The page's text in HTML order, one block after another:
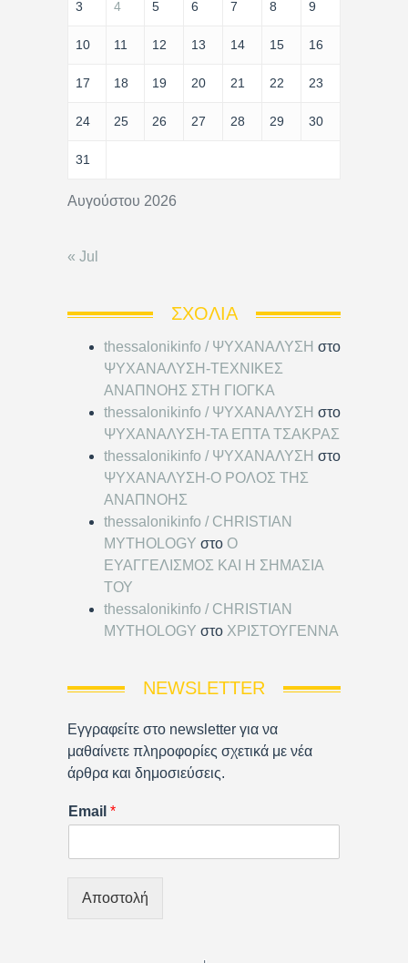
Αυγούστου 2026
3 4 5 6 7 8 9
10 11 12 13 14 15 16
17 18 19 20 21 22 23
24 25 26 27 28 29 30
31
« Jul
ΣΧΌΛΙΑ
thessalonikinfo / ΨΥΧΑΝΑΛΥΣΗ στο
ΨΥΧΑΝΑΛΥΣΗ-ΤΕΧΝΙΚΕΣ
ΑΝΑΠΝΟΗΣ ΣΤΗ ΓΙΟΓΚΑ
thessalonikinfo / ΨΥΧΑΝΑΛΥΣΗ στο
ΨΥΧΑΝΑΛΥΣΗ-ΤΑ ΕΠΤΑ ΤΣΑΚΡΑΣ
thessalonikinfo / ΨΥΧΑΝΑΛΥΣΗ στο
ΨΥΧΑΝΑΛΥΣΗ-Ο ΡΟΛΟΣ ΤΗΣ
ΑΝΑΠΝΟΗΣ
thessalonikinfo / CHRISTIAN
MYTHOLOGY στο Ο
ΕΥΑΓΓΕΛΙΣΜΟΣ ΚΑΙ Η ΣΗΜΑΣΙΑ
ΤΟΥ
thessalonikinfo / CHRISTIAN
MYTHOLOGY στο ΧΡΙΣΤΟΥΓΕΝΝΑ
NEWSLETTER
Εγγραφείτε στο newsletter για να
μαθαίνετε πληροφορίες σχετικά με νέα
άρθρα και δημοσιεύσεις.
Email *
Αποστολή